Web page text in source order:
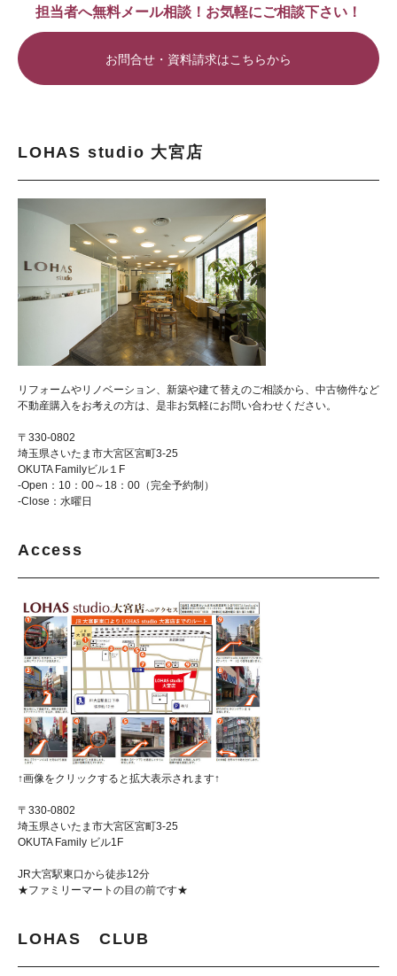
担当者へ無料メール相談！お気軽にご相談下さい！
お問合せ・資料請求はこちらから
LOHAS studio 大宮店
リフォームやリノベーション、新築や建て替えのご相談から、中古物件など
不動産購入をお考えの方は、是非お気軽にお問い合わせください。
〒330-0802
埼玉県さいたま市大宮区宮町3-25
OKUTA Familyビル１F
-Open：10：00～18：00（完全予約制）
-Close：水曜日
Access
↑画像をクリックすると拡大表示されます↑
〒330-0802
埼玉県さいたま市大宮区宮町3-25
OKUTA Family ビル1F
JR大宮駅東口から徒歩12分
★ファミリーマートの目の前です★
LOHAS CLUB